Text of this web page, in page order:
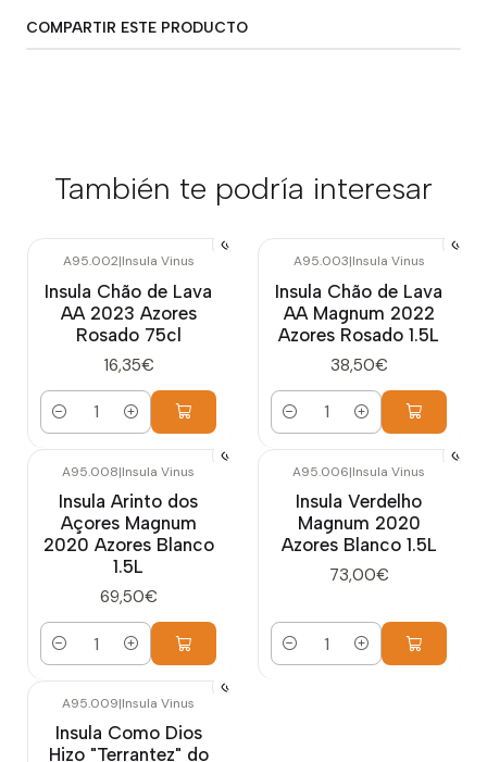
COMPARTIR ESTE PRODUCTO
También te podría interesar
A95.002|Insula Vinus
Insula Chão de Lava
AA 2023 Azores
Rosado 75cl
16,35€
Cantidad
A95.003|Insula Vinus
Insula Chão de Lava
AA Magnum 2022
Azores Rosado 1.5L
38,50€
Cantidad
A95.008|Insula Vinus
Insula Arinto dos
Açores Magnum
2020 Azores Blanco
1.5L
69,50€
Cantidad
A95.006|Insula Vinus
Insula Verdelho
Magnum 2020
Azores Blanco 1.5L
73,00€
Cantidad
A95.009|Insula Vinus
Insula Como Dios
Hizo "Terrantez" do